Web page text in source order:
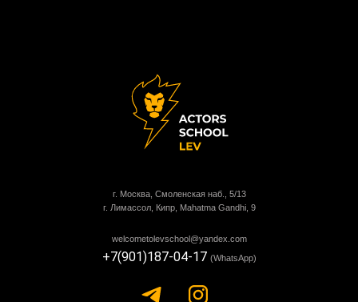
г. Москва, Смоленская наб., 5/13
г. Лимассол, Кипр, Mahatma Gandhi, 9
welcometolevschool@yandex.com
+7(901)187-04-17 (WhatsApp)